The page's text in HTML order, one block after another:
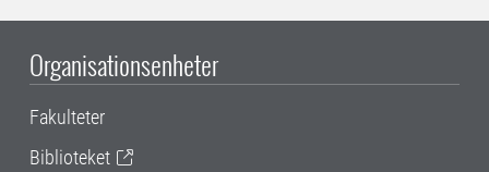
Organisationsenheter
Fakulteter
Biblioteket